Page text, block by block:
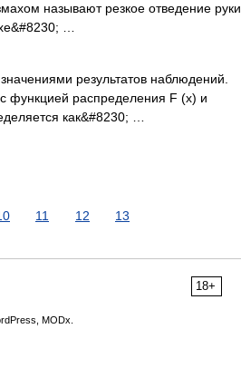
называют резкое отведение руки,
…
результатов наблюдений.
функцией распределения F (x) и
как&#8230; …
11 12 13
18+
MODx.